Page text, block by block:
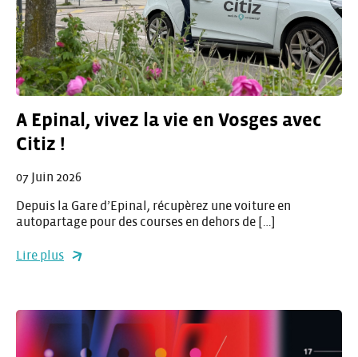
A Epinal, vivez la vie en Vosges avec
Citiz !
07 Juin 2026
Depuis la Gare d’Epinal, récupèrez une voiture en
autopartage pour des courses en dehors de […]
Lire plus